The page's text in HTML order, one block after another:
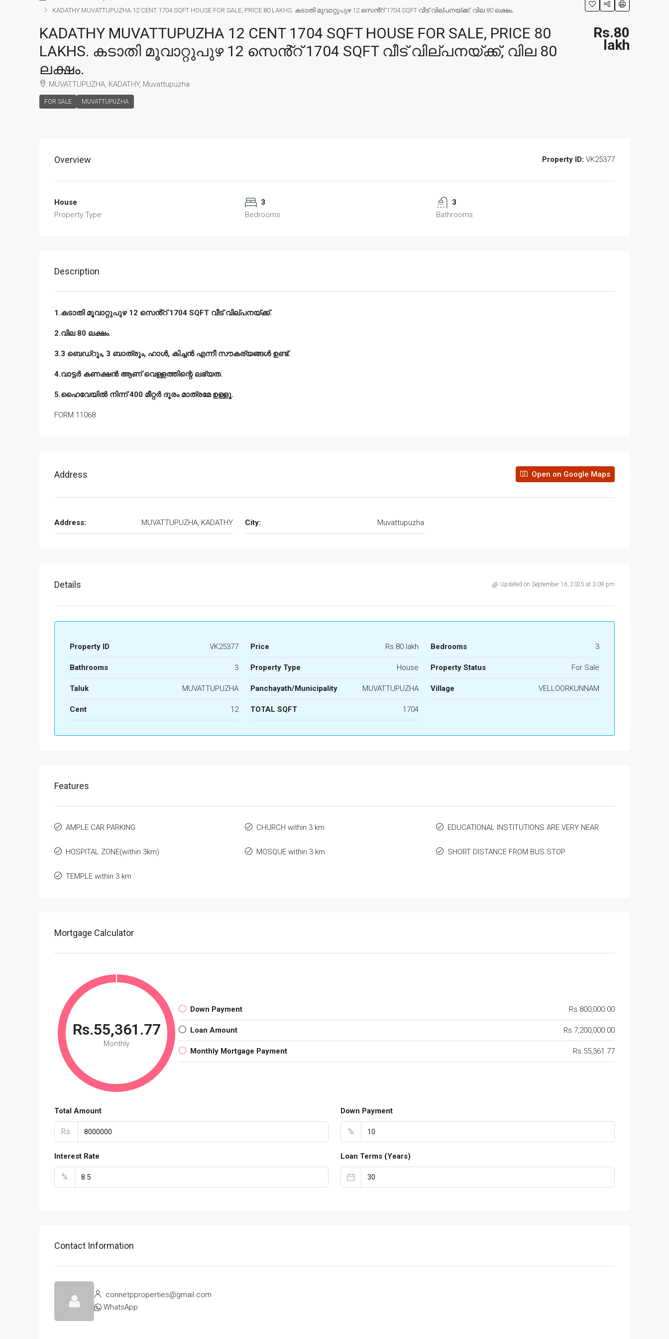
KADATHY MUVATTUPUZHA 12 CENT 1704 SQFT HOUSE FOR SALE, PRICE 80 LAKHS. കടാതി മൂവാറ്റുപുഴ 12 സെൻ്റ് 1704 SQFT വീട് വില്പനയ്ക്ക്, വില 80 ലക്ഷം.
KADATHY MUVATTUPUZHA 12 CENT 1704 SQFT HOUSE FOR SALE, PRICE 80
LAKHS. കടാതി മൂവാറ്റുപുഴ 12 സെൻ്റ് 1704 SQFT വീട് വില്പനയ്ക്ക്, വില 80
ലക്ഷം.
MUVATTUPUZHA, KADATHY, Muvattupuzha
FOR SALE MUVATTUPUZHA
Rs.80
lakh
Overview Property ID: VK25377
House
Property Type
3
Bedrooms
3
Bathrooms
Description
1.കടാതി മൂവാറ്റുപുഴ 12 സെൻ്റ് 1704 SQFT വീട് വില്പനയ്ക്ക്.
2.വില 80 ലക്ഷം.
3.3 ബെഡ്‌റൂം, 3 ബാത്രൂം, ഹാൾ, കിച്ചൻ എന്നീ സൗകര്യങ്ങൾ ഉണ്ട്‌.
4.വാട്ടർ കണക്ഷൻ ആണ് വെള്ളത്തിന്റെ ലഭ്യത.
5.ഹൈവേയിൽ നിന്ന് 400 മീറ്റർ ദൂരം മാത്രമേ ഉള്ളൂ.
FORM 11068
Address Open on Google Maps
Address: MUVATTUPUZHA, KADATHY City: Muvattupuzha
Details Updated on September 16, 2025 at 3:09 pm
Property ID VK25377 Price Rs.80 lakh Bedrooms 3
Bathrooms 3 Property Type House Property Status For Sale
Taluk MUVATTUPUZHA Panchayath/Municipality MUVATTUPUZHA Village VELLOORKUNNAM
Cent 12 TOTAL SQFT 1704
Features
AMPLE CAR PARKING CHURCH within 3 km EDUCATIONAL INSTITUTIONS ARE VERY NEAR
HOSPITAL ZONE(within 3km) MOSQUE within 3 km SHORT DISTANCE FROM BUS STOP
TEMPLE within 3 km
Mortgage Calculator
Rs.55,361.77
Monthly
Down Payment Rs.800,000.00
Loan Amount Rs.7,200,000.00
Monthly Mortgage Payment Rs.55,361.77
Total Amount
Rs.
Down Payment
%
Interest Rate
%
Loan Terms (Years)
Contact Information
connetpproperties@gmail.com
WhatsApp